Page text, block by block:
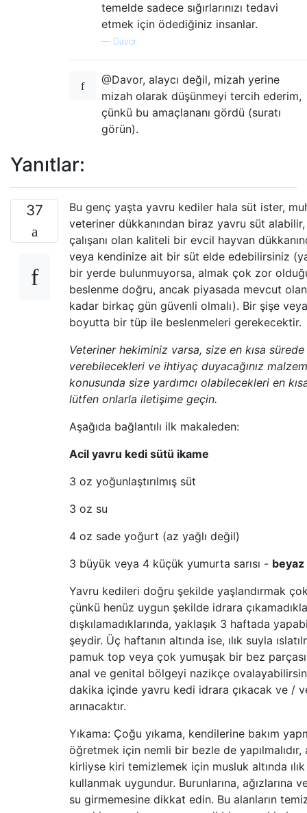
temelde sadece sığırlarınızı tedavi
etmek için ödediğiniz insanlar.
— Davor
@Davor, alaycı değil, mizah yerine
mizah olarak düşünmeyi tercih ederim,
çünkü bu amaçlananı gördü (suratı
görün).
Yanıtlar:
37
Bu genç yaşta yavru kediler hala süt ister,
veteriner dükkanından biraz yavru süt
çalışanı olan kaliteli bir evcil hayvan
veya kendinize ait bir süt elde edebilirsiniz
bir yerde bulunmuyorsa, almak çok zor
beslenme doğru, ancak piyasada mevcut
kadar birkaç gün güvenli olmalı). Bir şişe
boyutta bir tüp ile beslenmeleri gerekecektir.
Veteriner hekiminiz varsa, size en kısa
verebilecekleri ve ihtiyaç duyacağınız
konusunda size yardımcı olabilecekleri en
lütfen onlarla iletişime geçin.
Aşağıda bağlantılı ilk makaleden:
Acil yavru kedi sütü ikame
3 oz yoğunlaştırılmış süt
3 oz su
4 oz sade yoğurt (az yağlı değil)
3 büyük veya 4 küçük yumurta sarısı -
Yavru kedileri doğru şekilde yaşlandırmak
çünkü henüz uygun şekilde idrara
dışkılamadıklarında, yaklaşık 3 haftada
şeydir. Üç haftanın altında ise, ılık suyla
pamuk top veya çok yumuşak bir bez
anal ve genital bölgeyi nazikçe
dakika içinde yavru kedi idrara çıkacak ve /
arınacaktır.
Yıkama: Çoğu yıkama, kendilerine bakım
öğretmek için nemli bir bezle de
kirliyse kiri temizlemek için musluk altında
kullanmak uygundur. Burunlarına, ağızlarına
su girmemesine dikkat edin. Bu alanların